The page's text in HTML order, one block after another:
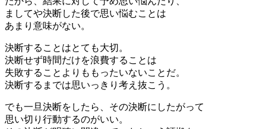
ましてや決断した後で思い悩むことは
あまり意味がない。
決断することはとても大切。
決断せず時間だけを浪費することは
失敗することよりももったいないことだ。
決断するまでは思いっきり考え抜こう。
でも一旦決断をしたら、その決断にしたがって
思い切り行動するのがいい。